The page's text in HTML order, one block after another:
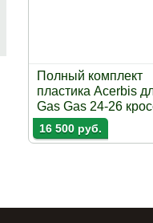
Полный комплект
пластика Acerbis
Gas Gas 24-26
16 500 руб.